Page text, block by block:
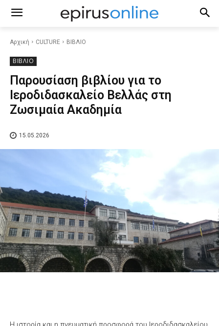
Αρχική CULTURE ΒΙΒΛΙΟ
ΒΙΒΛΙΟ
Παρουσίαση βιβλίου για το
Ιεροδιδασκαλείο Βελλάς στη
Ζωσιμαία Ακαδημία
15.05.2026